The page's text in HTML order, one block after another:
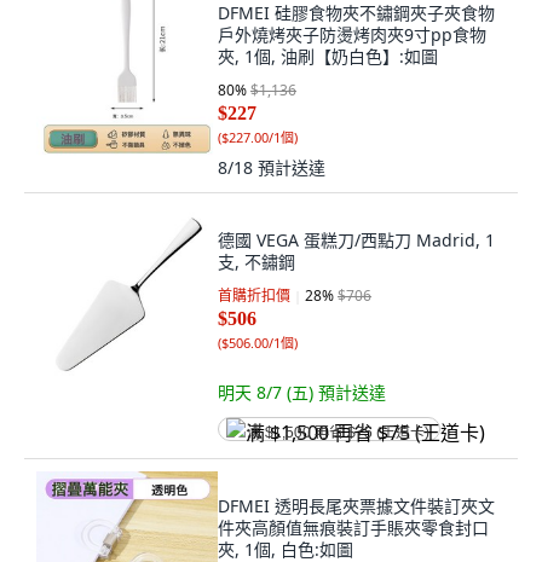
DFMEI 硅膠食物夾不鏽鋼夾子夾食物
戶外燒烤夾子防燙烤肉夾9寸pp食物
夾, 1個, 油刷【奶白色】:如圖
80%$1,136
$227
($227.00/1個)
8/18 預計送達
德國 VEGA 蛋糕刀/西點刀 Madrid, 1
支, 不鏽鋼
首購折扣價 28%$706
$506
($506.00/1個)
明天 8/7 (五) 預計送達
满 $1,500 再省 $75 (王道卡)
DFMEI 透明長尾夾票據文件裝訂夾文
件夾高顏值無痕裝訂手賬夾零食封口
夾, 1個, 白色:如圖